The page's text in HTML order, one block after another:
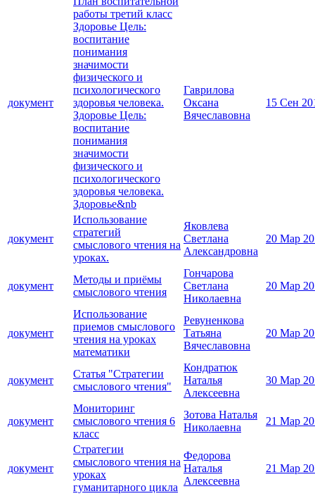
документ
работы третий класс
Здоровье Цель:
воспитание
понимания
значимости
физического и
психологического
здоровья человека.
Здоровье Цель:
воспитание
понимания
значимости
физического и
психологического
здоровья человека.
Здоровье&nb
Гаврилова
Оксана
Вячеславовна
15 Сен
документ
Использование
стратегий
смыслового чтения на
уроках.
Яковлева
Светлана
Александровна
20 Мар
документ
Методы и приёмы
смыслового чтения
Гончарова
Светлана
Николаевна
20 Мар
документ
Использование
приемов смыслового
чтения на уроках
математики
Ревуненкова
Татьяна
Вячеславовна
20 Мар
документ
Статья "Стратегии
смыслового чтения"
Кондратюк
Наталья
Алексеевна
30 Мар
документ
Мониторинг
смыслового чтения 6
класс
Зотова Наталья
Николаевна
21 Мар
документ
Стратегии
смыслового чтения на
уроках
гуманитарного цикла
Федорова
Наталья
Алексеевна
21 Мар